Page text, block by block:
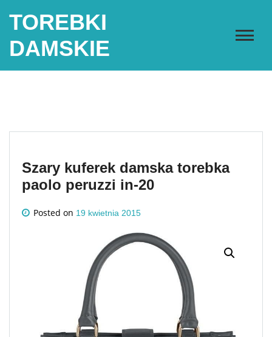
TOREBKI
DAMSKIE
Szary kuferek damska torebka
paolo peruzzi in-20
Posted on 19 kwietnia 2015